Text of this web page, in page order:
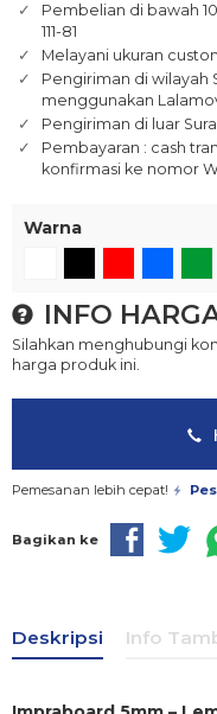
Pembelian di bawah
111-81
Melayani ukuran
Pengiriman di wilayah
menggunakan
Pengiriman di luar
Pembayaran : cash
konfirmasi ke nomor
Warna
INFO
Silahkan menghubungi
harga produk ini.
Pemesanan lebih cepat!
Bagikan ke
Deskripsi Info